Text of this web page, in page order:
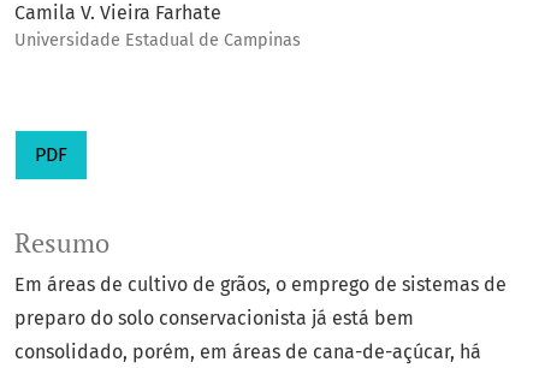
Camila V. Vieira Farhate
Universidade Estadual de Campinas
PDF
Resumo
Em áreas de cultivo de grãos, o emprego de sistemas de
preparo do solo conservacionista já está bem
consolidado, porém, em áreas de cana-de-açúcar, há